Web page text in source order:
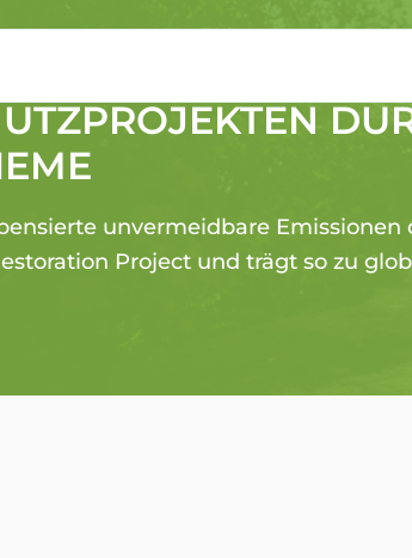
VON
unvermeidbare Emissionen
Project und trägt so zu